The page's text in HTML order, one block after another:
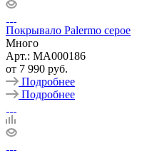
Покрывало Palermo серое
Много
Арт.: MA000186
от 7 990 руб.
Подробнее
Подробнее